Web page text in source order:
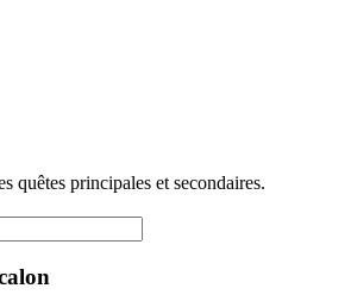
quêtes principales et secondaires.